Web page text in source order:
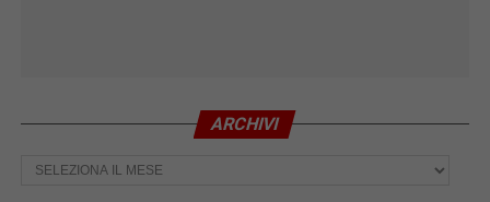
ARCHIVI
Archivi